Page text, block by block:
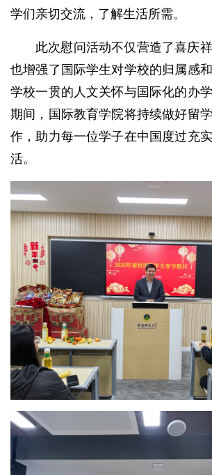
学们亲切交流，了解生活所需。
此次慰问活动不仅营造了喜庆
也增强了国际学生对学校的归属感
学校一贯的人文关怀与国际化的办
期间，国际教育学院将持续做好留
作，助力每一位学子在中国度过充
活。